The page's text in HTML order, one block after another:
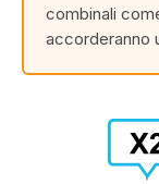
combinali
accorderanno